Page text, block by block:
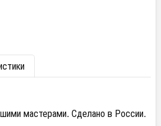
мастерами. Сделано в России.